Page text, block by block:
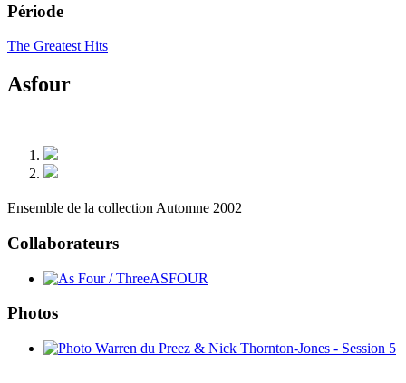
Période
The Greatest Hits
Asfour
Ensemble de la collection Automne 2002
Collaborateurs
Photos